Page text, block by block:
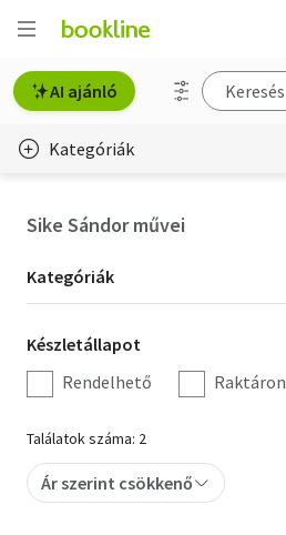
AI ajánló
Kategóriák
Hobbi, szabadidő
Irodalom
Művészet
Szakkönyv
Sike Sándor művei
Kategória
szűrés
Kategóriák
Készletállapot
szűrés
Készletállapot
Rendelhető
Raktáron
Találatok száma: 2
Ár szerint csökkenő